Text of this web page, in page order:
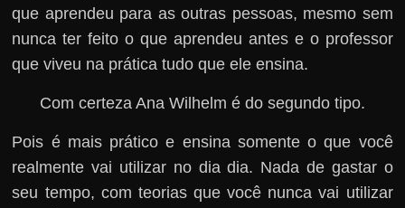
que aprendeu para as outras pessoas, mesmo sem
nunca ter feito o que aprendeu antes e o professor
que viveu na prática tudo que ele ensina.
Com certeza Ana Wilhelm é do segundo tipo.
Pois é mais prático e ensina somente o que você
realmente vai utilizar no dia dia. Nada de gastar o
seu tempo, com teorias que você nunca vai utilizar